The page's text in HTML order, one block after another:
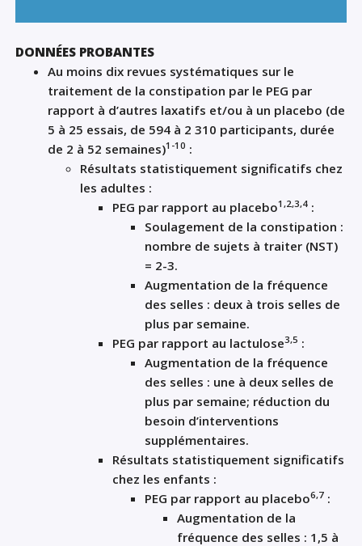
DONNÉES PROBANTES
Au moins dix revues systématiques sur le
traitement de la constipation par le PEG par
rapport à d’autres laxatifs et/ou à un placebo (de
5 à 25 essais, de 594 à 2 310 participants, durée
de 2 à 52 semaines)1-10 :
Résultats statistiquement significatifs chez
les adultes :
PEG par rapport au placebo1,2,3,4 :
Soulagement de la constipation :
nombre de sujets à traiter (NST)
= 2-3.
Augmentation de la fréquence
des selles : deux à trois selles de
plus par semaine.
PEG par rapport au lactulose3,5 :
Augmentation de la fréquence
des selles : une à deux selles de
plus par semaine; réduction du
besoin d’interventions
supplémentaires.
Résultats statistiquement significatifs
chez les enfants :
PEG par rapport au placebo6,7 :
Augmentation de la
fréquence des selles : 1,5 à